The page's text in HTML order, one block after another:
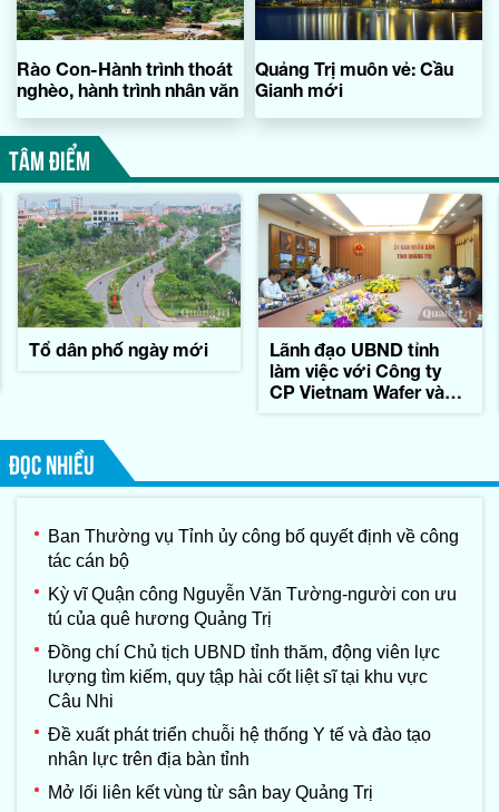
Rào Con-Hành trình thoát
nghèo, hành trình nhân văn
Quảng Trị muôn vẻ: Cầu
Gianh mới
TÂM ĐIỂM
Tổ dân phố ngày mới
Lãnh đạo UBND tỉnh
làm việc với Công ty
CP Vietnam Wafer và
ĐỌC NHIỀU
Ban Thường vụ Tỉnh ủy công bố quyết định về công
tác cán bộ
Kỳ vĩ Quận công Nguyễn Văn Tường-người con ưu
tú của quê hương Quảng Trị
Đồng chí Chủ tịch UBND tỉnh thăm, động viên lực
lượng tìm kiếm, quy tập hài cốt liệt sĩ tại khu vực
Câu Nhi
Đề xuất phát triển chuỗi hệ thống Y tế và đào tạo
nhân lực trên địa bàn tỉnh
Mở lối liên kết vùng từ sân bay Quảng Trị